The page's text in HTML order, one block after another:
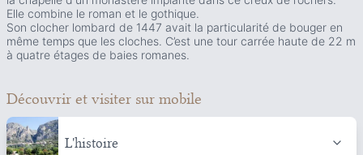
Elle combine le roman et le gothique.
Son clocher lombard de 1447 avait la particularité de bouger en
même temps que les cloches. C’est une tour carrée haute de 22 m
à quatre étages de baies romanes.
Découvrir et visiter sur mobile
L'histoire